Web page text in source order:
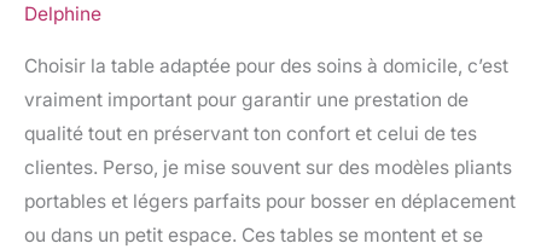
Delphine
Choisir la table adaptée pour des soins à domicile, c’est
vraiment important pour garantir une prestation de
qualité tout en préservant ton confort et celui de tes
clientes. Perso, je mise souvent sur des modèles pliants
portables et légers parfaits pour bosser en déplacement
ou dans un petit espace. Ces tables se montent et se
: